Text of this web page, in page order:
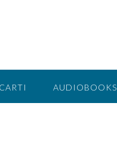
AUDIOBOOKS